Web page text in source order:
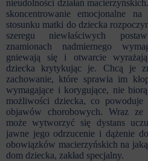
nieudolności działań
skoncentrowanie emocjonalne
stosunku matki do dziecka
szeregu niewłaściwych
znamionach nadmiernego
gniewają się i otwarcie
dziecka krytykując je. Chcą je
zachowanie, które sprawia im
wymagające i korygujące, nie
możliwości dziecka, co powoduje
objawów chorobowych. Wraz ze
może wytworzyć się dystans
jawne jego odrzucenie i dążenie
obowiązków macierzyńskich na
dom dziecka, zakład specjalny.